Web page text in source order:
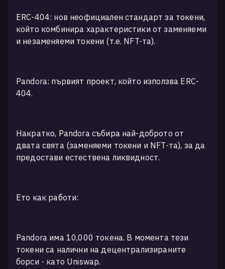
ERC-404: нов неофициален стандарт за токени,
който комбинира характеристики от заменяеми
и незаменяеми токени (т.е. NFT-та).
Pandora: първият проект, който използва ERC-
404.
Накратко, Pandora събира най-доброто от
двата свята (заменяеми токени и NFT-та), за да
предостави естествена ликвидност.
Ето как работи:
Pandora има 10,000 токена. В момента тези
токени са налични на децентрализираните
борси - като Uniswap.